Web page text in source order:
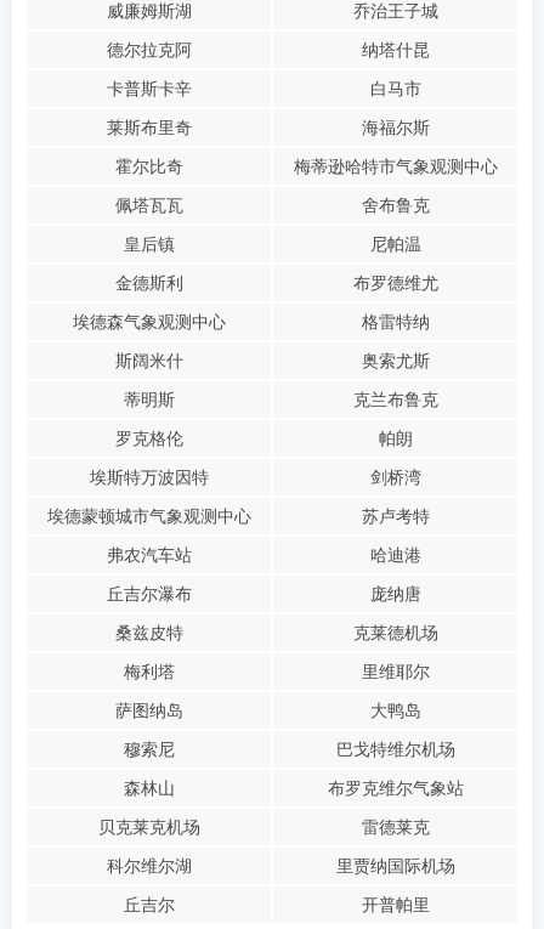
威廉姆斯湖
乔治王子城
德尔拉克阿
纳塔什昆
卡普斯卡辛
白马市
莱斯布里奇
海福尔斯
霍尔比奇
梅蒂逊哈特市气象观测中心
佩塔瓦瓦
舍布鲁克
皇后镇
尼帕温
金德斯利
布罗德维尤
埃德森气象观测中心
格雷特纳
斯阔米什
奥索尤斯
蒂明斯
克兰布鲁克
罗克格伦
帕朗
埃斯特万波因特
剑桥湾
埃德蒙顿城市气象观测中心
苏卢考特
弗农汽车站
哈迪港
丘吉尔瀑布
庞纳唐
桑兹皮特
克莱德机场
梅利塔
里维耶尔
萨图纳岛
大鸭岛
穆索尼
巴戈特维尔机场
森林山
布罗克维尔气象站
贝克莱克机场
雷德莱克
科尔维尔湖
里贾纳国际机场
丘吉尔
开普帕里